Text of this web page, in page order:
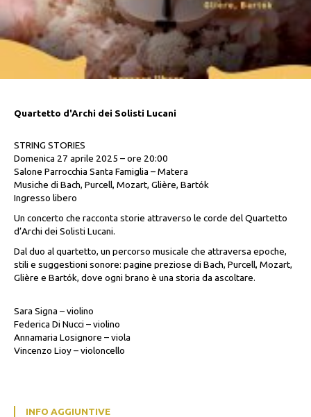
Quartetto d'Archi dei Solisti Lucani
STRING STORIES
Domenica 27 aprile 2025 – ore 20:00
Salone Parrocchia Santa Famiglia – Matera
Musiche di Bach, Purcell, Mozart, Glière, Bartók
Ingresso libero
Un concerto che racconta storie attraverso le corde del Quartetto
d’Archi dei Solisti Lucani.
Dal duo al quartetto, un percorso musicale che attraversa epoche,
stili e suggestioni sonore: pagine preziose di Bach, Purcell, Mozart,
Glière e Bartók, dove ogni brano è una storia da ascoltare.
Sara Signa – violino
Federica Di Nucci – violino
Annamaria Losignore – viola
Vincenzo Lioy – violoncello
INFO AGGIUNTIVE